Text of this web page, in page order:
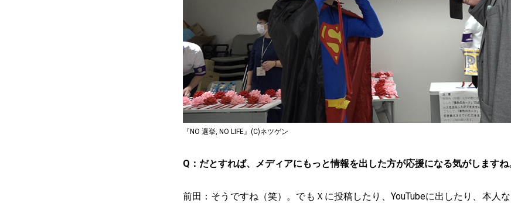
『NO 選挙, NO LIFE』(C)ネツゲン
Q：だとすれば、メディアにもっと情報を出した方が応援になる気がしますね
前田：そうですね（笑）。でもＸに投稿したり、YouTubeに出したり、本人